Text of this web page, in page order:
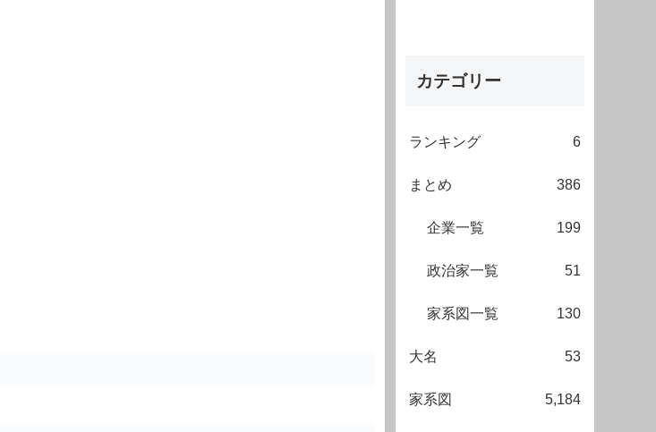
カテゴリー
ランキング 6
まとめ 386
企業一覧 199
政治家一覧 51
家系図一覧 130
大名 53
家系図 5,184